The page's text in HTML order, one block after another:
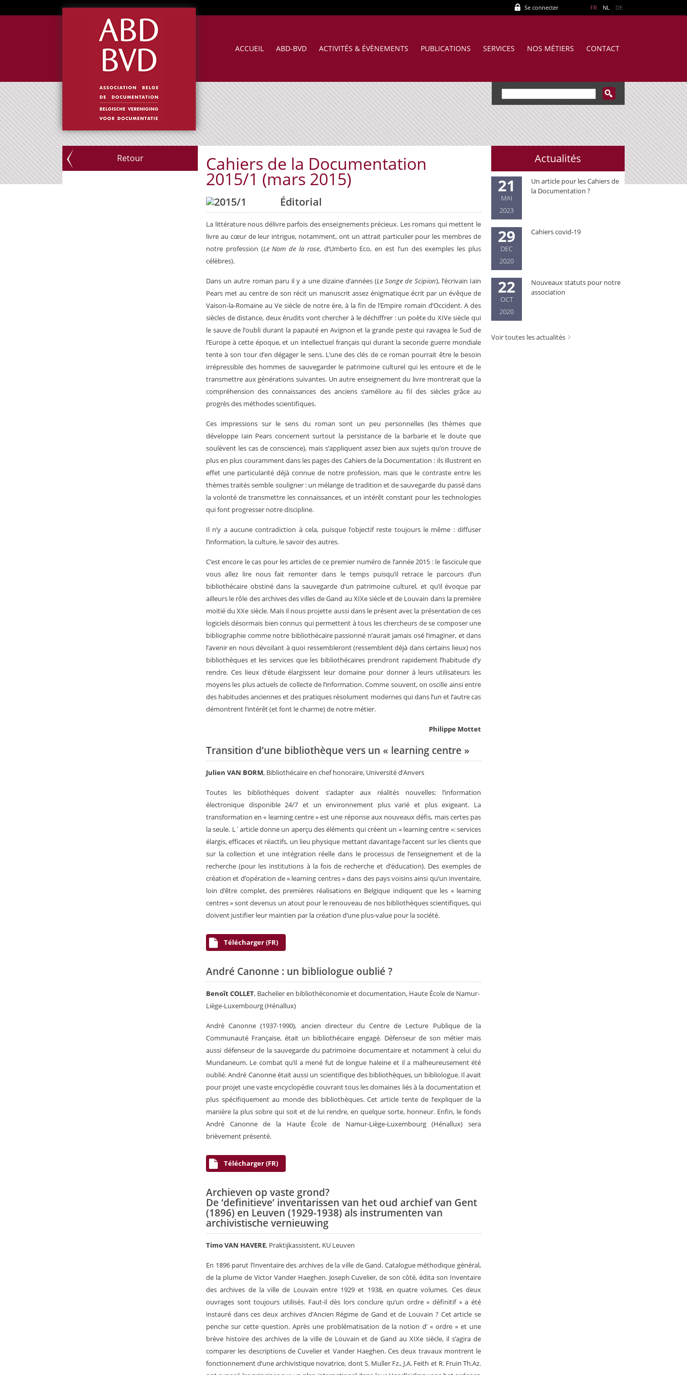
Se connecter FR NL DE
ACCUEIL ABD-BVD ACTIVITÉS & ÉVÈNEMENTS PUBLICATIONS SERVICES NOS MÉTIERS CONTACT
Retour Cahiers de la Documentation
2015/1 (mars 2015)
Éditorial
La littérature nous délivre parfois des enseignements précieux. Les romans qui mettent le
livre au cœur de leur intrigue, notamment, ont un attrait particulier pour les membres de
notre profession (Le Nom de la rose, d’Umberto Eco, en est l’un des exemples les plus
célèbres).
Dans un autre roman paru il y a une dizaine d’années (Le Songe de Scipion), l’écrivain Iain
Pears met au centre de son récit un manuscrit assez énigmatique écrit par un évêque de
Vaison-la-Romaine au Ve siècle de notre ère, à la fin de l’Empire romain d’Occident. A des
siècles de distance, deux érudits vont chercher à le déchiffrer : un poète du XIVesiècle qui
le sauve de l’oubli durant la papauté en Avignon et la grande peste qui ravagea le Sud de
l’Europe à cette époque, et un intellectuel français qui durant la seconde guerre mondiale
tente à son tour d’en dégager le sens. L’une des clés de ce roman pourrait être le besoin
irrépressible des hommes de sauvegarder le patrimoine culturel qui les entoure et de le
transmettre aux générations suivantes. Un autre enseignement du livre montrerait que la
compréhension des connaissances des anciens s’améliore au fil des siècles grâce au
progrès des méthodes scientifiques.
Ces impressions sur le sens du roman sont un peu personnelles (les thèmes que
développe Iain Pears concernent surtout la persistance de la barbarie et le doute que
soulèvent les cas de conscience), mais s’appliquent assez bien aux sujets qu’on trouve de
plus en plus couramment dans les pages des Cahiers de la Documentation : ils illustrent en
effet une particularité déjà connue de notre profession, mais que le contraste entre les
thèmes traités semble souligner : un mélange de tradition et de sauvegarde du passé dans
la volonté de transmettre les connaissances, et un intérêt constant pour les technologies
qui font progresser notre discipline.
Il n’y a aucune contradiction à cela, puisque l’objectif reste toujours le même : diffuser
l’information, la culture, le savoir des autres.
C’est encore le cas pour les articles de ce premier numéro de l’année 2015 : le fascicule que
vous allez lire nous fait remonter dans le temps puisqu’il retrace le parcours d’un
bibliothécaire obstiné dans la sauvegarde d’un patrimoine culturel, et qu’il évoque par
ailleurs le rôle des archives des villes de Gand au XIXe siècle et de Louvain dans la première
moitié du XXe siècle. Mais il nous projette aussi dans le présent avec la présentation de ces
logiciels désormais bien connus qui permettent à tous les chercheurs de se composer une
bibliographie comme notre bibliothécaire passionné n’aurait jamais osé l’imaginer, et dans
l’avenir en nous dévoilant à quoi ressembleront (ressemblent déjà dans certains lieux) nos
bibliothèques et les services que les bibliothécaires prendront rapidement l’habitude d’y
rendre. Ces lieux d’étude élargissent leur domaine pour donner à leurs utilisateurs les
moyens les plus actuels de collecte de l’information. Comme souvent, on oscille ainsi entre
des habitudes anciennes et des pratiques résolument modernes qui dans l’un et l’autre cas
démontrent l’intérêt (et font le charme) de notre métier.
Philippe Mottet
Transition d’une bibliothèque vers un « learning centre »
Julien VAN BORM, Bibliothécaire en chef honoraire, Université d’Anvers
Toutes les bibliothèques doivent s’adapter aux réalités nouvelles: l’information
électronique disponible 24/7 et un environnement plus varié et plus exigeant. La
transformation en « learning centre » est une réponse aux nouveaux défis, mais certes pas
la seule. L´article donne un aperçu des éléments qui créent un « learning centre »: services
élargis, efficaces et réactifs, un lieu physique mettant davantage l’accent sur les clients que
sur la collection et une intégration réelle dans le processus de l’enseignement et de la
recherche (pour les institutions à la fois de recherche et d’éducation). Des exemples de
création et d’opération de « learning centres » dans des pays voisins ainsi qu’un inventaire,
loin d’être complet, des premières réalisations en Belgique indiquent que les « learning
centres » sont devenus un atout pour le renouveau de nos bibliothèques scientifiques, qui
doivent justifier leur maintien par la création d’une plus-value pour la société.
Télécharger (FR)
André Canonne : un bibliologue oublié ?
Benoît COLLET, Bachelier en bibliothéconomie et documentation, Haute École de Namur-
Liège-Luxembourg (Hénallux)
André Canonne (1937-1990), ancien directeur du Centre de Lecture Publique de la
Communauté Française, était un bibliothécaire engagé. Défenseur de son métier mais
aussi défenseur de la sauvegarde du patrimoine documentaire et notamment à celui du
Mundaneum. Le combat qu’il a mené fut de longue haleine et il a malheureusement été
oublié. André Canonne était aussi un scientifique des bibliothèques, un bibliologue. Il avait
pour projet une vaste encyclopédie couvrant tous les domaines liés à la documentation et
plus spécifiquement au monde des bibliothèques. Cet article tente de l’expliquer de la
manière la plus sobre qui soit et de lui rendre, en quelque sorte, honneur. Enfin, le fonds
André Canonne de la Haute École de Namur-Liège-Luxembourg (Hénallux) sera
brièvement présenté.
Télécharger (FR)
Archieven op vaste grond?
De ‘definitieve’ inventarissen van het oud archief van Gent
(1896) en Leuven (1929-1938) als instrumenten van
archivistische vernieuwing
Timo VAN HAVERE, Praktijkassistent, KU Leuven
En 1896 parut l’Inventaire des archives de la ville de Gand. Catalogue méthodique général,
de la plume de Victor Vander Haeghen. Joseph Cuvelier, de son côté, édita son Inventaire
des archives de la ville de Louvain entre 1929 et 1938, en quatre volumes. Ces deux
ouvrages sont toujours utilisés. Faut-il dès lors conclure qu’un ordre « définitif » a été
instauré dans ces deux archives d’Ancien Régime de Gand et de Louvain ? Cet article se
penche sur cette question. Après une problématisation de la notion d’ « ordre » et une
brève histoire des archives de la ville de Louvain et de Gand au XIXe siècle, il s’agira de
comparer les descriptions de Cuvelier et Vander Haeghen. Ces deux travaux montrent le
fonctionnement d’une archivistique novatrice, dont S. Muller Fz., J.A. Feith et R. Fruin Th.Az.
Actualités
21
MAI
2023
Un article pour les Cahiers de
la Documentation ?
29
DEC
2020
Cahiers covid-19
22
OCT
2020
Nouveaux statuts pour notre
association
Voir toutes les actualités